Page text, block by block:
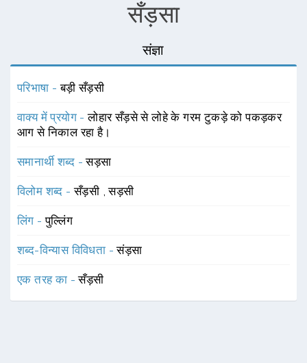
सँड़सा
संज्ञा
परिभाषा -बड़ी सँड़सी
वाक्य में प्रयोग -लोहार सँड़से से लोहे के गरम टुकड़े को पकड़कर
आग से निकाल रहा है।
समानार्थी शब्द -सड़सा
विलोम शब्द -सँड़सी ,सड़सी
लिंग -पुल्लिंग
शब्द-विन्यास विविधता -संड़सा
एक तरह का -सँड़सी